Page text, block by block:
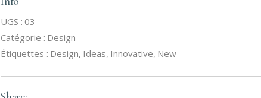
UGS : 03
Catégorie : Design
Étiquettes : Design, Ideas, Innovative, New